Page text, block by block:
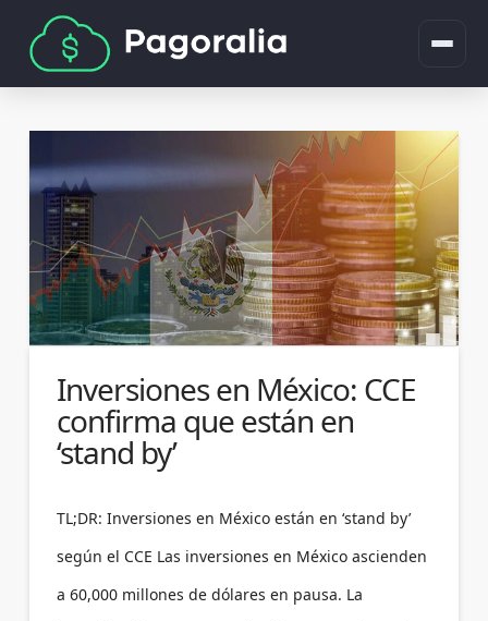
Inversiones en México: CCE
confirma que están en
‘stand by’
TL;DR: Inversiones en México están en ‘stand by’
según el CCE Las inversiones en México ascienden
a 60,000 millones de dólares en pausa. La